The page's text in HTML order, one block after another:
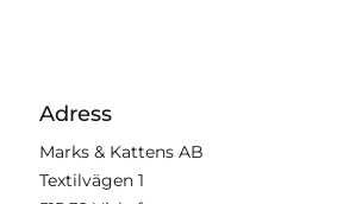
Adress
Marks & Kattens AB
Textilvägen 1